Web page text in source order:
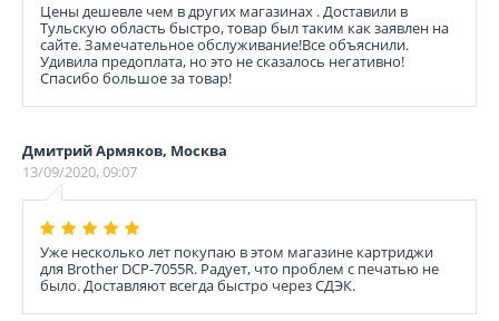
Цены дешевле чем в других магазинах . Доставили в
Тульскую область быстро, товар был таким как заявлен на
сайте. Замечательное обслуживание!Все объяснили.
Удивила предоплата, но это не сказалось негативно!
Спасибо большое за товар!
Дмитрий Армяков, Москва
13/09/2020, 09:07
Уже несколько лет покупаю в этом магазине картриджи
для Brother DCP-7055R. Радует, что проблем с печатью не
было. Доставляют всегда быстро через СДЭК.